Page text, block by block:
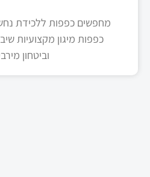
מחפשים כפפות ללכידת
כפפות מיגון מקצועיות
וביטחון